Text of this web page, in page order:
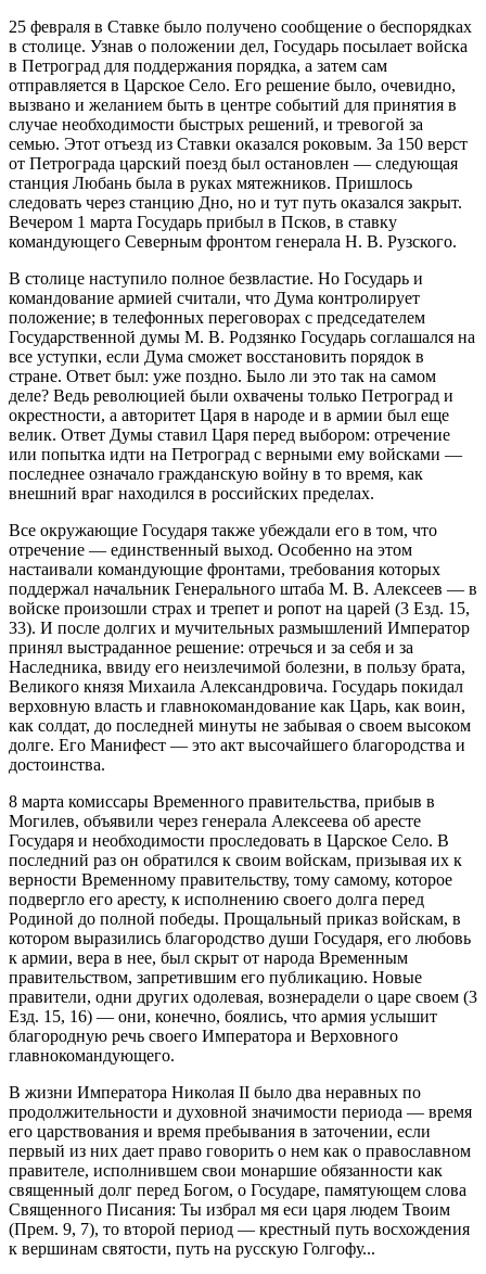
25 февраля в Ставке было получено сообщение о беспорядках
в столице. Узнав о положении дел, Государь посылает войска
в Петроград для поддержания порядка, а затем сам
отправляется в Царское Село. Его решение было, очевидно,
вызвано и желанием быть в центре событий для принятия в
случае необходимости быстрых решений, и тревогой за
семью. Этот отъезд из Ставки оказался роковым. За 150 верст
от Петрограда царский поезд был остановлен — следующая
станция Любань была в руках мятежников. Пришлось
следовать через станцию Дно, но и тут путь оказался закрыт.
Вечером 1 марта Государь прибыл в Псков, в ставку
командующего Северным фронтом генерала Н. В. Рузского.
В столице наступило полное безвластие. Но Государь и
командование армией считали, что Дума контролирует
положение; в телефонных переговорах с председателем
Государственной думы М. В. Родзянко Государь соглашался на
все уступки, если Дума сможет восстановить порядок в
стране. Ответ был: уже поздно. Было ли это так на самом
деле? Ведь революцией были охвачены только Петроград и
окрестности, а авторитет Царя в народе и в армии был еще
велик. Ответ Думы ставил Царя перед выбором: отречение
или попытка идти на Петроград с верными ему войсками —
последнее означало гражданскую войну в то время, как
внешний враг находился в российских пределах.
Все окружающие Государя также убеждали его в том, что
отречение — единственный выход. Особенно на этом
настаивали командующие фронтами, требования которых
поддержал начальник Генерального штаба М. В. Алексеев — в
войске произошли страх и трепет и ропот на царей (3 Езд. 15,
33). И после долгих и мучительных размышлений Император
принял выстраданное решение: отречься и за себя и за
Наследника, ввиду его неизлечимой болезни, в пользу брата,
Великого князя Михаила Александровича. Государь покидал
верховную власть и главнокомандование как Царь, как воин,
как солдат, до последней минуты не забывая о своем высоком
долге. Его Манифест — это акт высочайшего благородства и
достоинства.
8 марта комиссары Временного правительства, прибыв в
Могилев, объявили через генерала Алексеева об аресте
Государя и необходимости проследовать в Царское Село. В
последний раз он обратился к своим войскам, призывая их к
верности Временному правительству, тому самому, которое
подвергло его аресту, к исполнению своего долга перед
Родиной до полной победы. Прощальный приказ войскам, в
котором выразились благородство души Государя, его любовь
к армии, вера в нее, был скрыт от народа Временным
правительством, запретившим его публикацию. Новые
правители, одни других одолевая, вознерадели о царе своем (3
Езд. 15, 16) — они, конечно, боялись, что армия услышит
благородную речь своего Императора и Верховного
главнокомандующего.
В жизни Императора Николая II было два неравных по
продолжительности и духовной значимости периода — время
его царствования и время пребывания в заточении, если
первый из них дает право говорить о нем как о православном
правителе, исполнившем свои монаршие обязанности как
священный долг перед Богом, о Государе, памятующем слова
Священного Писания: Ты избрал мя еси царя людем Твоим
(Прем. 9, 7), то второй период — крестный путь восхождения
к вершинам святости, путь на русскую Голгофу...